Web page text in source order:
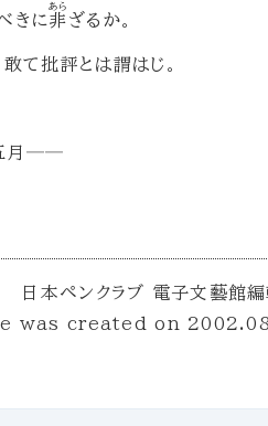
きに非
あら
ざるか。
て批評とは謂はじ。
月──
日本ペンクラブ 電子文藝館
was created on